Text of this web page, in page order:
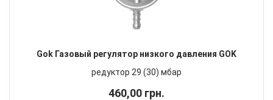
Gok Газовый регулятор низкого давления GOK
редуктор 29 (30) мбар
460,00 грн.